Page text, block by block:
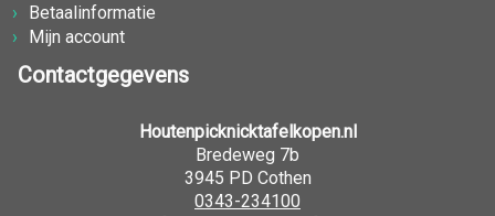
Betaalinformatie
Mijn account
Contactgegevens
Houtenpicknicktafelkopen.nl
Bredeweg 7b
3945 PD Cothen
0343-234100